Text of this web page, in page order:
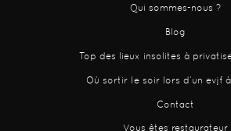
Qui sommes-nous ?
Blog
Top des lieux insolites à
Où sortir le soir lors d’un evjf
Contact
Vous êtes restaurateur